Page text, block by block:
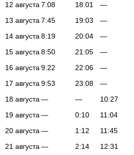
12 августа 7:08 18:01 —
13 августа 7:45 19:03 —
14 августа 8:19 20:04 —
15 августа 8:50 21:05 —
16 августа 9:22 22:06 —
17 августа 9:53 23:08 —
18 августа — — 10:27
19 августа — 0:10 11:04
20 августа — 1:12 11:45
21 августа — 2:14 12:31